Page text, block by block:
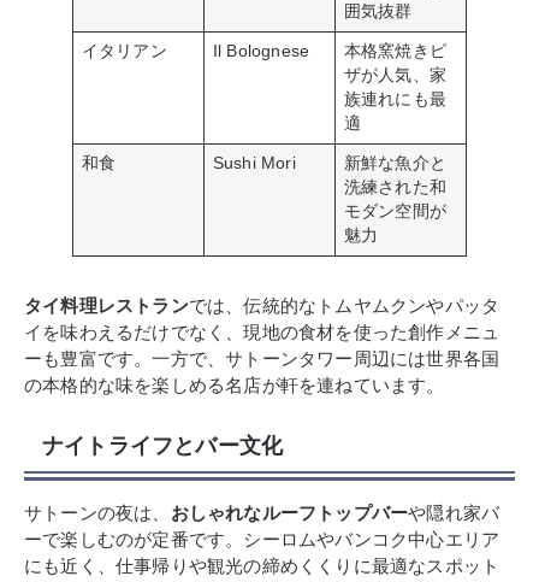
囲気抜群
イタリアン Il Bolognese
本格窯焼きピ
ザが人気、家
族連れにも最
適
和食 Sushi Mori
新鮮な魚介と
洗練された和
モダン空間が
魅力
タイ料理レストランでは、伝統的なトムヤムクンやパッタ
イを味わえるだけでなく、現地の食材を使った創作メニュ
ーも豊富です。一方で、サトーンタワー周辺には世界各国
の本格的な味を楽しめる名店が軒を連ねています。
ナイトライフとバー文化
サトーンの夜は、 おしゃれなルーフトップバーや隠れ家バ
ーで楽しむのが定番です。シーロムやバンコク中心エリア
にも近く、仕事帰りや観光の締めくくりに最適なスポット